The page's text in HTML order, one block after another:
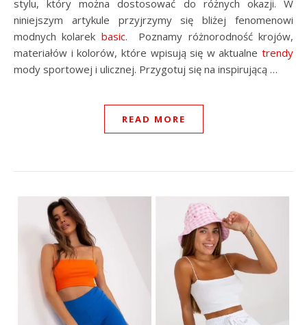
stylu, który można dostosować do różnych okazji. W
niniejszym artykule przyjrzymy się bliżej fenomenowi
modnych kolarek basic. Poznamy różnorodność krojów,
materiałów i kolorów, które wpisują się w aktualne trendy
mody sportowej i ulicznej. Przygotuj się na inspirującą …
READ MORE